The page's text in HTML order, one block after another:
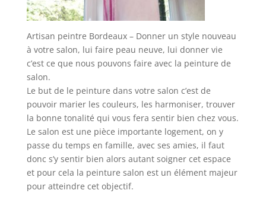
Artisan peintre Bordeaux – Donner un style nouveau
à votre salon, lui faire peau neuve, lui donner vie
c’est ce que nous pouvons faire avec la peinture de
salon.
Le but de le peinture dans votre salon c’est de
pouvoir marier les couleurs, les harmoniser, trouver
la bonne tonalité qui vous fera sentir bien chez vous.
Le salon est une pièce importante logement, on y
passe du temps en famille, avec ses amies, il faut
donc s’y sentir bien alors autant soigner cet espace
et pour cela la peinture salon est un élément majeur
pour atteindre cet objectif.